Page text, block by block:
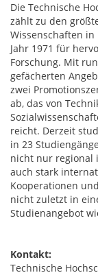
Die Technische
zählt zu den
Wissenschaften
Jahr 1971 für
Forschung. Mit
gefächerten
zwei
ab, das von
reicht. Derzeit
in 23
nicht nur regional
auch stark
Kooperationen
nicht zuletzt in
Studienangebot
Kontakt:
Technische